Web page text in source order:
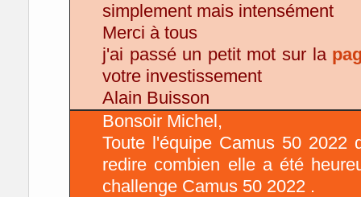
simplement mais intensément
Merci à tous
j'ai passé un petit mot sur la
votre investissement
Alain Buisson
Bonsoir Michel,
Toute l'équipe Camus 50
redire combien elle a été
challenge Camus 50 2022 .